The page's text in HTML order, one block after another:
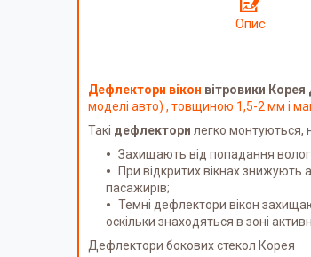
Опис
Дефлектори вікон вітровики Корея
моделі авто) , товщиною 1,5-2 мм і
Такі дефлектори легко монтуються,
Захищають від попадання
При відкритих вікнах
пасажирів;
Темні дефлектори вікон
оскільки знаходяться в зоні
Дефлектори бокових стекол Корея